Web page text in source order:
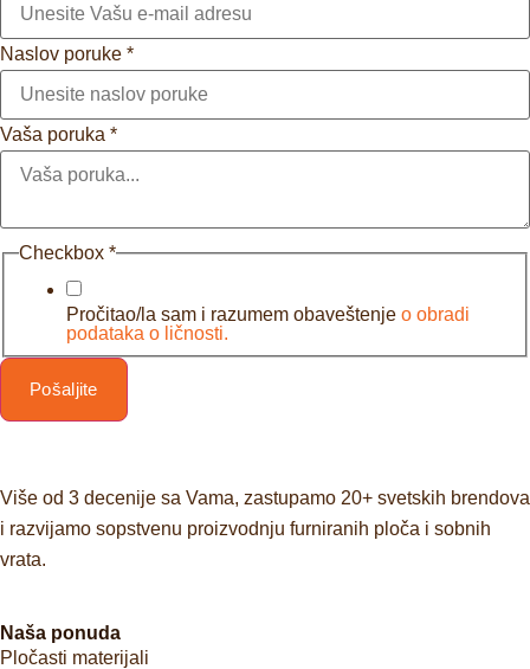
Naslov poruke *
Vaša poruka *
Checkbox *
Pročitao/la sam i razumem obaveštenje o obradi
podataka o ličnosti.
Pošaljite
Više od 3 decenije sa Vama, zastupamo 20+ svetskih brendova
i razvijamo sopstvenu proizvodnju furniranih ploča i sobnih
vrata.
Naša ponuda
Pločasti materijali